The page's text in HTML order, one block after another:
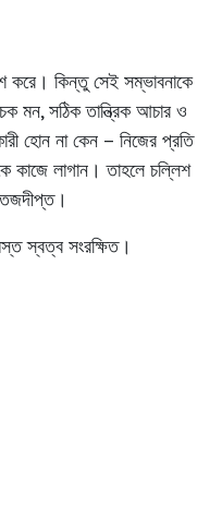
করে। কিন্তু সেই সম্ভাবনাকে
মন, সঠিক তান্ত্রিক আচার ও
হোন না কেন – নিজের প্রতি
কাজে লাগান। তাহলে চল্লিশ
স্বত্ব সংরক্ষিত।
বরং লেখকের একচ্ছত্র